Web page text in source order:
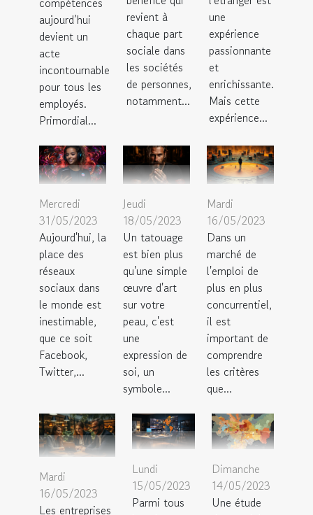
aujourd’hui
devient un
acte
incontournable
pour tous les
employés.
Primordial...
revient à
chaque part
sociale dans
les sociétés
de personnes,
notamment...
une
expérience
passionnante
et
enrichissante.
Mais cette
expérience...
Mercredi
31/05/2023
Aujourd'hui, la
place des
réseaux
sociaux dans
le monde est
inestimable,
que ce soit
Facebook,
Twitter,...
Jeudi
18/05/2023
Un tatouage
est bien plus
qu'une simple
œuvre d'art
sur votre
peau, c'est
une
expression de
soi, un
symbole...
Mardi
16/05/2023
Dans un
marché de
l'emploi de
plus en plus
concurrentiel,
il est
important de
comprendre
les critères
que...
Mardi
16/05/2023
Les entreprises
Lundi
15/05/2023
Parmi tous
Dimanche
14/05/2023
Une étude